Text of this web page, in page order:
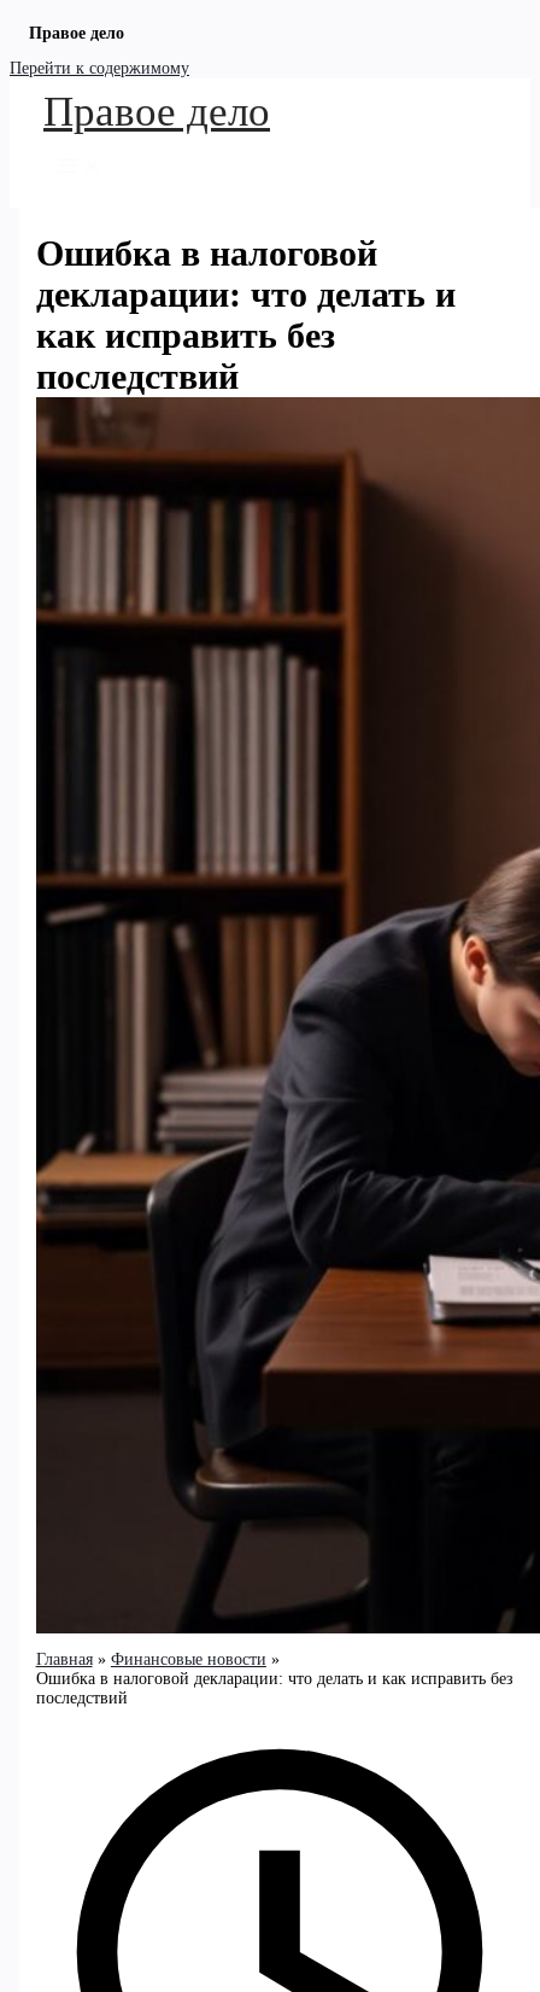
Правое дело
Перейти к содержимому
Правое дело
Ошибка в налоговой
декларации: что делать и
как исправить без
последствий
Главная
Финансовые новости
Ошибка в налоговой декларации: что делать и как исправить без
последствий